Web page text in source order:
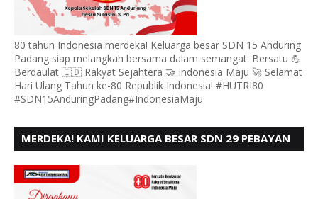
80 tahun Indonesia merdeka! Keluarga besar SDN 15 Anduring
Padang siap melangkah bersama dalam semangat: Bersatu 💪
Berdaulat 🇮🇩 Rakyat Sejahtera 🤝 Indonesia Maju 🚀 Selamat
Hari Ulang Tahun ke-80 Republik Indonesia! #HUTRI80
#SDN15AnduringPadang#IndonesiaMaju
MERDEKA! KAMI KELUARGA BESAR SDN 29 PEBAYAN
KE - 80